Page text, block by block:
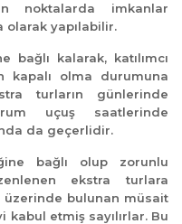
noktalarda imkanlar
olarak yapılabilir.
bağlı kalarak, katılımcı
kapalı olma durumuna
turların günlerinde
uçuş saatlerinde
da geçerlidir.
bağlı olup zorunlu
ekstra turlara
üzerinde bulunan müsait
etmiş sayılırlar. Bu